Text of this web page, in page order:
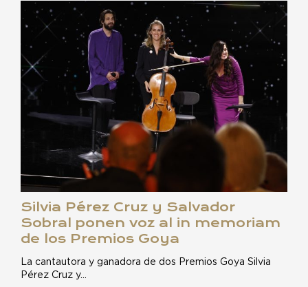
Silvia Pérez Cruz y Salvador
Sobral ponen voz al in memoriam
de los Premios Goya
La cantautora y ganadora de dos Premios Goya Silvia
Pérez Cruz y…